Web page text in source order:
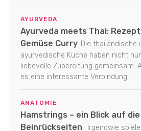
AYURVEDA
Ayurveda meets Thai:
Gemüse Curry Die thailändische
ayurvedische Küche haben nicht
liebevolle Zubereitung gemeinsam.
es eine interessante Verbindung...
ANATOMIE
Hamstrings – ein Blick auf
Beinrückseiten
Irgendwie